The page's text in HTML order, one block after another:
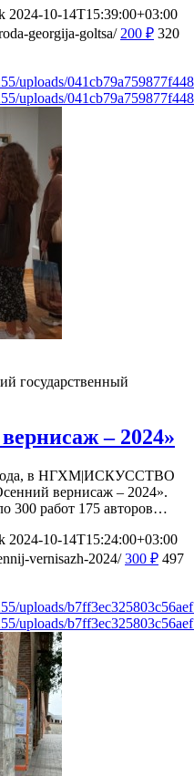
2024-10-14T15:39:00+03:00
georgija-goltsa/ 200 ₽ 320
uploads/
uploads/
государственный
– 2024»
года, в НГХМ|ИСКУССТВО
вернисаж – 2024».
300 работ 175 авторов…
2024-10-14T15:24:00+03:00
vernisazh-2024/ 300 ₽ 497
uploads/
uploads/